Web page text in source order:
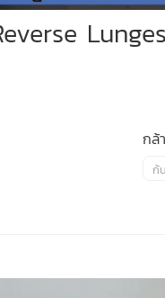
กล้
ก้น